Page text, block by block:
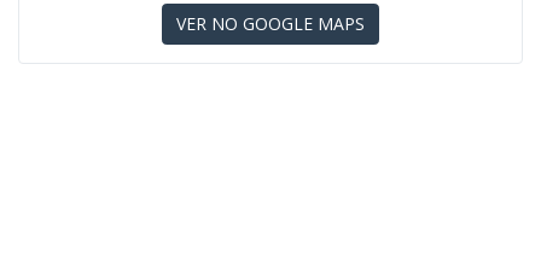
VER NO GOOGLE MAPS